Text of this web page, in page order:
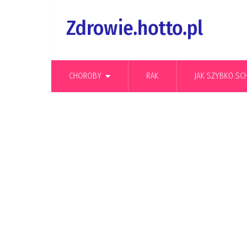
Zdrowie.hotto.pl
CHOROBY RAK JAK SZYBKO